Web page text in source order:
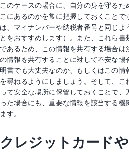
このケースの場合に、自分の身を守る
こにあるのかを常に把握しておくこと
は、マイナンバーや納税者番号と同じよ
とをおすすめします）。また、これら
であるため、この情報を共有する場合は
の情報を共有することに対して不安な場
明書でも大丈夫なのか、もしくはこの
を尋ねるようにしましょう。そして、
って安全な場所に保管しておくことで、
った場合にも、重要な情報を該当する機
ます。
クレジットカード